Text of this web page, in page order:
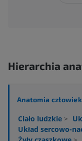
Hierarchia
Anatomia
Ciało ludzkie >
Układ sercowo-